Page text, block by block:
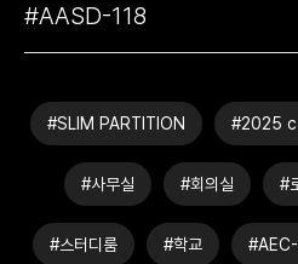
#SLIM PARTITION #2025
#사무실 #회의실 #
#스터디룸 #학교